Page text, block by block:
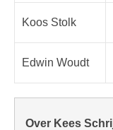
Koos Stolk
Edwin Woudt
Over Kees